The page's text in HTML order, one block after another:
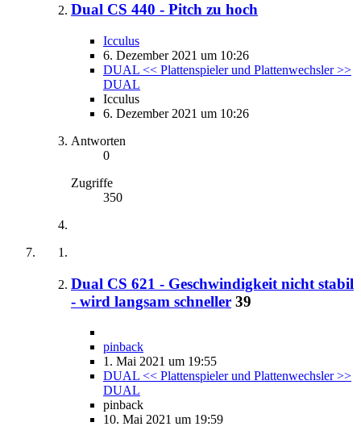
Dual CS 440 - Pitch zu hoch
Icculus
6. Dezember 2021 um 10:26
DUAL << Plattenspieler und Plattenwechsler >>
DUAL
Icculus
6. Dezember 2021 um 10:26
Antworten
0
Zugriffe
350
Dual CS 621 - Geschwindigkeit nicht stabil
- wird langsam schneller 39
pinback
1. Mai 2021 um 19:55
DUAL << Plattenspieler und Plattenwechsler >>
DUAL
pinback
10. Mai 2021 um 19:59